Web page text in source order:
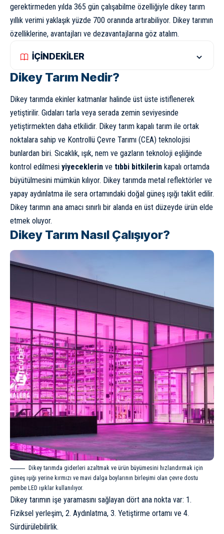
gerektirmeden yılda 365 gün çalışabilme özelliğiyle dikey tarım
yıllık verimi yaklaşık yüzde 700 oranında artırabiliyor. Dikey tarımın
özelliklerine, avantajları ve dezavantajlarına göz atalım.
İÇİNDEKİLER
Dikey Tarım Nedir?
Dikey tarımda ekinler katmanlar halinde üst üste istiflenerek
yetiştirilir. Gıdaları tarla veya serada zemin seviyesinde
yetiştirmekten daha etkilidir. Dikey tarım kapalı tarım ile ortak
noktalara sahip ve Kontrollü Çevre Tarımı (CEA) teknolojisi
bunlardan biri. Sıcaklık, ışık, nem ve gazların teknoloji eşliğinde
kontrol edilmesi yiyeceklerin ve tıbbi bitkilerin kapalı ortamda
büyütülmesini mümkün kılıyor. Dikey tarımda metal reflektörler ve
yapay aydınlatma ile sera ortamındaki doğal güneş ışığı taklit edilir.
Dikey tarımın ana amacı sınırlı bir alanda en üst düzeyde ürün elde
etmek oluyor.
Dikey Tarım Nasıl Çalışıyor?
Dikey tarımda giderleri azaltmak ve ürün büyümesini hızlandırmak için
güneş ışığı yerine kırmızı ve mavi dalga boylarının birleşimi olan çevre dostu
pembe LED ışıklar kullanılıyor.
Dikey tarımın işe yaramasını sağlayan dört ana nokta var: 1.
Fiziksel yerleşim, 2. Aydınlatma, 3. Yetiştirme ortamı ve 4.
Sürdürülebilirlik.